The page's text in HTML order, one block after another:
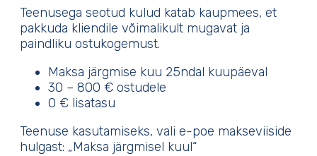
Teenusega seotud kulud katab kaupmees, et
pakkuda kliendile võimalikult mugavat ja
paindliku ostukogemust.
Maksa järgmise kuu 25ndal kuupäeval
30 – 800 € ostudele
0 € lisatasu
Teenuse kasutamiseks, vali e-poe makseviiside
hulgast: „Maksa järgmisel kuul“